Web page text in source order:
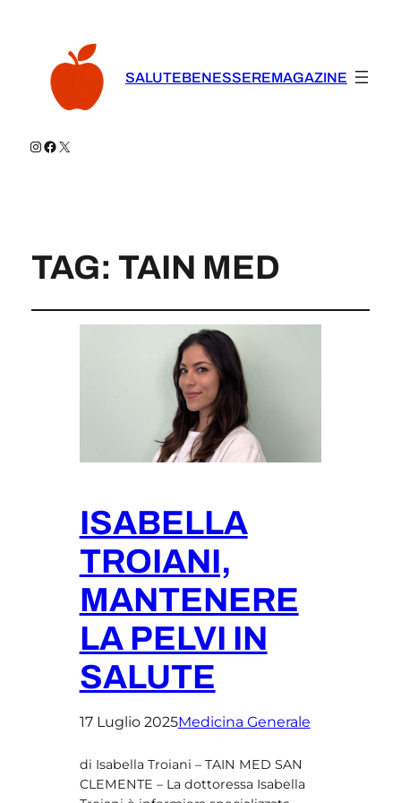
SALUTEBENESSEREMAGAZINE
Instagram
Facebook
X
TAG: TAIN MED
ISABELLA
TROIANI,
MANTENERE
LA PELVI IN
SALUTE
17 Luglio 2025Medicina Generale
di Isabella Troiani – TAIN MED SAN
CLEMENTE – La dottoressa Isabella